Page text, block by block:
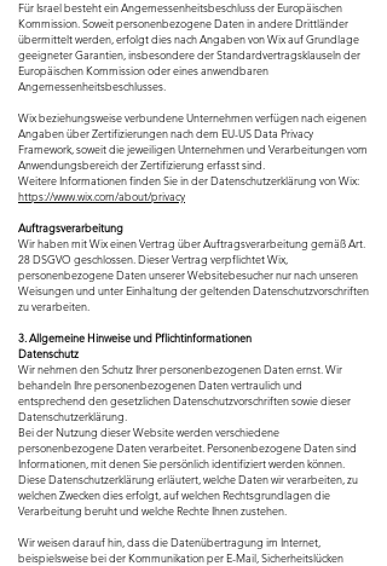
Für Israel besteht ein Angemessenheitsbeschluss der Europäischen
Kommission. Soweit personenbezogene Daten in andere Drittländer
übermittelt werden, erfolgt dies nach Angaben von Wix auf Grundlage
geeigneter Garantien, insbesondere der Standardvertragsklauseln der
Europäischen Kommission oder eines anwendbaren
Angemessenheitsbeschlusses.
Wix beziehungsweise verbundene Unternehmen verfügen nach eigenen
Angaben über Zertifizierungen nach dem EU-US Data Privacy
Framework, soweit die jeweiligen Unternehmen und Verarbeitungen vom
Anwendungsbereich der Zertifizierung erfasst sind.
Weitere Informationen finden Sie in der Datenschutzerklärung von Wix:
https://www.wix.com/about/privacy
Auftragsverarbeitung
Wir haben mit Wix einen Vertrag über Auftragsverarbeitung gemäß Art.
28 DSGVO geschlossen. Dieser Vertrag verpflichtet Wix,
personenbezogene Daten unserer Websitebesucher nur nach unseren
Weisungen und unter Einhaltung der geltenden Datenschutzvorschriften
zu verarbeiten.
3. Allgemeine Hinweise und Pflichtinformationen
Datenschutz
Wir nehmen den Schutz Ihrer personenbezogenen Daten ernst. Wir
behandeln Ihre personenbezogenen Daten vertraulich und
entsprechend den gesetzlichen Datenschutzvorschriften sowie dieser
Datenschutzerklärung.
Bei der Nutzung dieser Website werden verschiedene
personenbezogene Daten verarbeitet. Personenbezogene Daten sind
Informationen, mit denen Sie persönlich identifiziert werden können.
Diese Datenschutzerklärung erläutert, welche Daten wir verarbeiten, zu
welchen Zwecken dies erfolgt, auf welchen Rechtsgrundlagen die
Verarbeitung beruht und welche Rechte Ihnen zustehen.
Wir weisen darauf hin, dass die Datenübertragung im Internet,
beispielsweise bei der Kommunikation per E-Mail, Sicherheitslücken